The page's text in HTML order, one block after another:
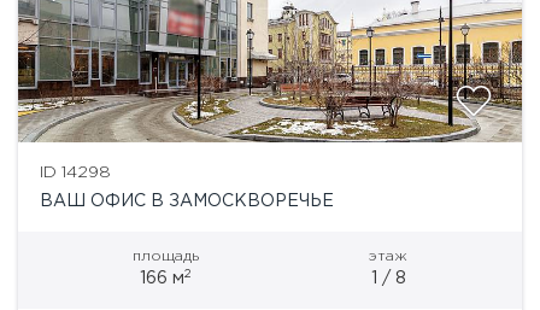
ID 14298
ВАШ ОФИС В ЗАМОСКВОРЕЧЬЕ
площадь
166 м2
этаж
1 / 8